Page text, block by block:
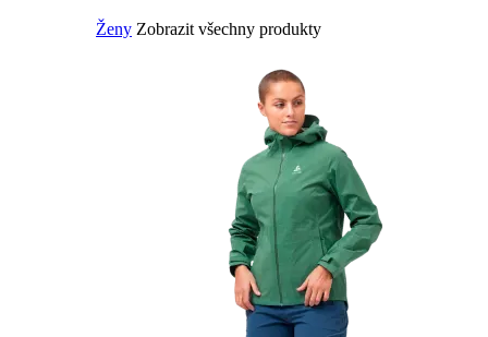
Ženy Zobrazit všechny produkty